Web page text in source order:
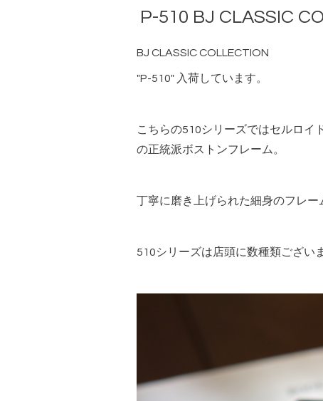
P-510 BJ CLASSIC
BJ CLASSIC COLLECTION
"P-510" 入荷しています。
こちらの510シリーズではセルロイ
の正統派ボストンフレーム。
丁寧に磨き上げられた細身のフレー
510シリーズは店頭に数種類ござい